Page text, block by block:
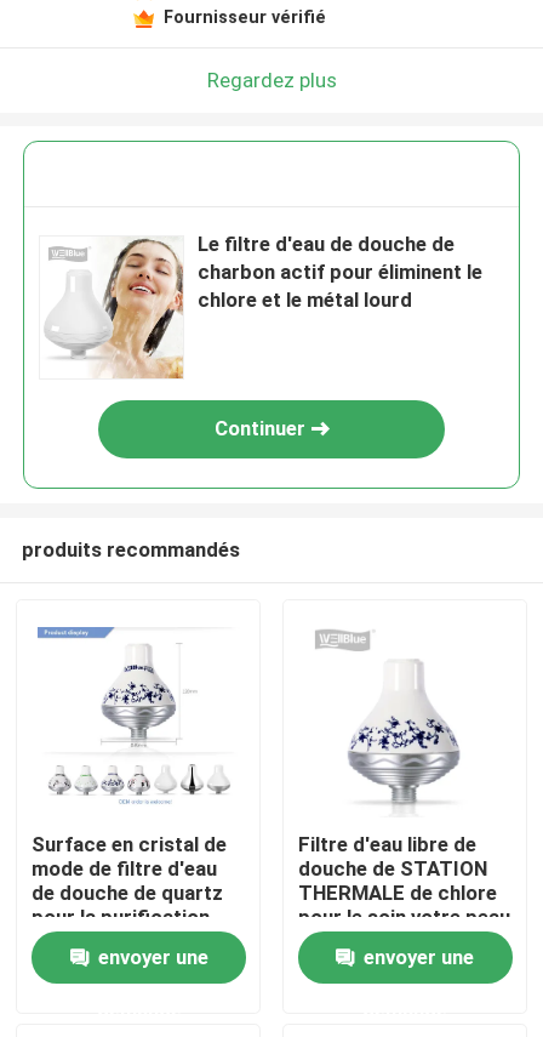
Accueil
A propos de nous
Fournisseur vérifié
Regardez plus
Le filtre d'eau de douche de
charbon actif pour éliminent le
chlore et le métal lourd
Continuer
produits recommandés
Surface en cristal de
mode de filtre d'eau
de douche de quartz
pour la purification
d'eau
envoyer une
Filtre d'eau libre de
douche de STATION
THERMALE de chlore
pour le soin votre peau
et cheveux
envoyer une